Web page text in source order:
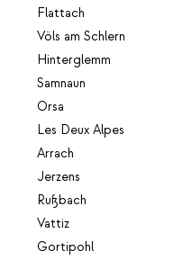
Flattach
Völs am Schlern
Hinterglemm
Samnaun
Orsa
Les Deux Alpes
Arrach
Jerzens
Rußbach
Vattiz
Gortipohl